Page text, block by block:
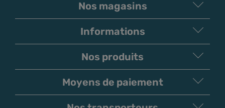
Nos magasins
Informations
Nos produits
Moyens de paiement